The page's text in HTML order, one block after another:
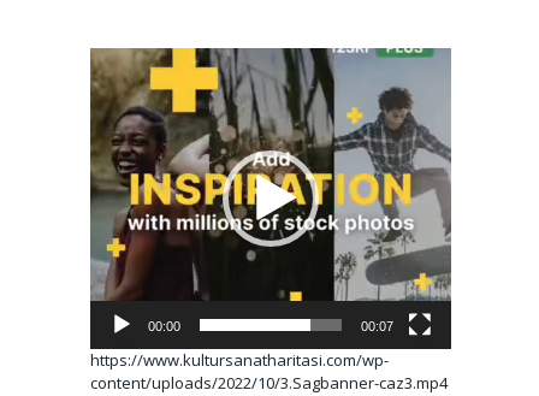
Video
oynatıcı
00:00 00:07
https://www.kultursanatharitasi.com/wp-
content/uploads/2022/10/3.Sagbanner-caz3.mp4